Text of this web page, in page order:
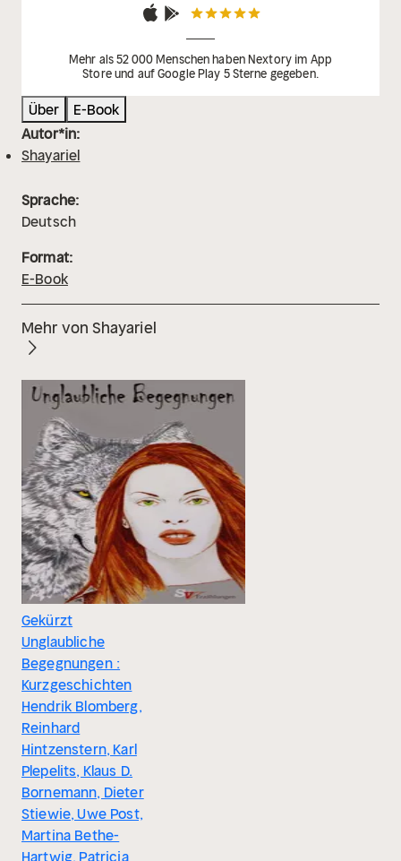
Mehr als 52 000 Menschen haben Nextory im App
Store und auf Google Play 5 Sterne gegeben.
Über
E-Book
Autor*in:
Shayariel
Sprache:
Deutsch
Format:
E-Book
Mehr von Shayariel
Gekürzt
Unglaubliche
Begegnungen :
Kurzgeschichten
Hendrik Blomberg,
Reinhard
Hintzenstern, Karl
Plepelits, Klaus D.
Bornemann, Dieter
Stiewie, Uwe Post,
Martina Bethe-
Hartwig, Patricia